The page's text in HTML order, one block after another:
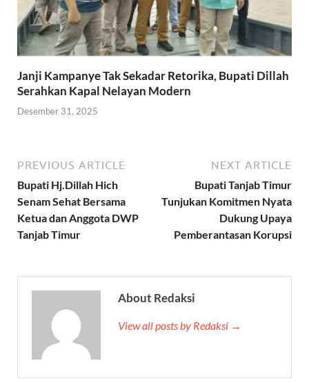
Janji Kampanye Tak Sekadar Retorika, Bupati Dillah
Serahkan Kapal Nelayan Modern
Desember 31, 2025
PREVIOUS ARTICLE
Bupati Hj.Dillah Hich
Senam Sehat Bersama
Ketua dan Anggota DWP
Tanjab Timur
NEXT ARTICLE
Bupati Tanjab Timur
Tunjukan Komitmen Nyata
Dukung Upaya
Pemberantasan Korupsi
About Redaksi
View all posts by Redaksi →